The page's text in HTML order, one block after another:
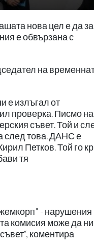
нова цел е да
е обвързана с
на
е излъгал от
проверка. Писмо на
съвет. Той и
след това. ДАНС е
Петков. Той го
тя
- нарушения
комисия може да ни
коментира